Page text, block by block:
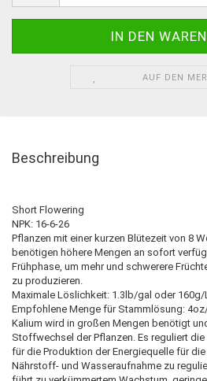
AUF DEN
Beschreibung
Short Flowering
NPK: 16-6-26
Pflanzen mit einer kurzen Blütezeit von 8
benötigen höhere Mengen an sofort
Frühphase, um mehr und schwerere
zu produzieren.
Maximale Löslichkeit: 1.3lb/gal oder 160g/
Empfohlene Menge für Stammlösung:
Kalium wird in großen Mengen benötigt
Stoffwechsel der Pflanzen. Es reguliert
für die Produktion der Energiequelle für
Nährstoff- und Wasseraufnahme zu